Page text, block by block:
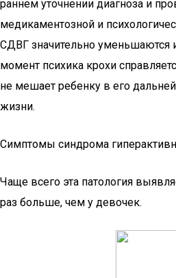
раннем уточнении диагноза и
медикаментозной и
СДВГ значительно уменьшаются
момент психика крохи
не мешает ребенку в его
жизни.
Симптомы синдрома
Чаще всего эта патология
раз больше, чем у девочек.